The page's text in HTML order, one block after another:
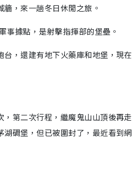
，來一趟冬日休閒之旅。
事據點，是射擊指揮部的堡壘。
，還建有地下火藥庫和地堡，現在
第二次行程，繼魔鬼山山頂後再走
碉堡，但已被圍封了，最近看到網